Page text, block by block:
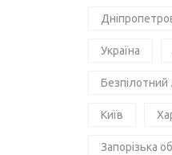
Україна
Безпілотний
Київ
Запорізька